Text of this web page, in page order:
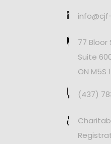
77 Bloor
Suite
ON M5S
(437)